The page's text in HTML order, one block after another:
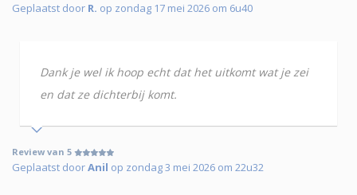
Geplaatst door R. op zondag 17 mei 2026 om 6u40
Dank je wel ik hoop echt dat het uitkomt wat je zei
en dat ze dichterbij komt.
Review van 5
Geplaatst doorAnil op zondag 3 mei 2026 om 22u32